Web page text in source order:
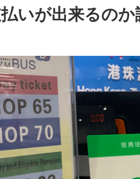
いが出来るのか